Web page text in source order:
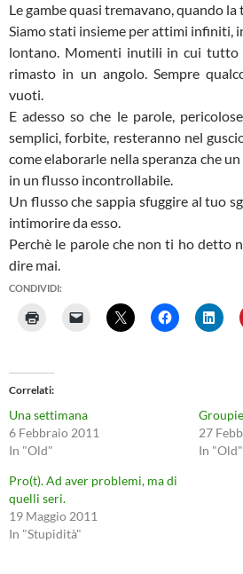
Le gambe quasi tremavano, quando
Siamo stati insieme per attimi infiniti,
lontano. Momenti inutili in cui tutto
rimasto in un angolo. Sempre
vuoti.
E adesso so che le parole,
semplici, forbite, resteranno nel
come elaborarle nella speranza che
in un flusso incontrollabile.
Un flusso che sappia sfuggire al tuo
intimorire da esso.
Perchè le parole che non ti ho detto
dire mai.
CONDIVIDI:
Correlati
Una settimana
6 Febbraio 2011
In "Old"
Groupie
27
In "Old"
Pro(t). Ad aver problemi, ma di
quelli seri.
19 Maggio 2011
In "Stupidità"